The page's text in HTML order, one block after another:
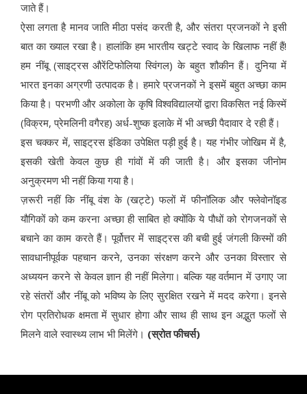
जाते हैं।
ऐसा लगता है मानव जाति मीठा पसंद करती है, और संतरा प्रजनकों ने इसी
बात का ख्याल रखा है। हालांकि हम भारतीय खट्टे स्वाद के खिलाफ नहीं हैं!
हम नींबू (साइट्रस औरेंटिफोलिया स्विंगल) के बहुत शौकीन हैं। दुनिया में
भारत इनका अग्रणी उत्पादक है। हमारे प्रजनकों ने इसमें बहुत अच्छा काम
किया है। परभणी और अकोला के कृषि विश्वविद्यालयों द्वारा विकसित नई किस्में
(विक्रम, प्रेमलिनी वगैरह) अर्ध-शुष्क इलाके में भी अच्छी पैदावार दे रही हैं।
इस चक्कर में, साइट्रस इंडिका उपेक्षित पड़ी हुई है। यह गंभीर जोखिम में है,
इसकी खेती केवल कुछ ही गांवों में की जाती है। और इसका जीनोम
अनुक्रमण भी नहीं किया गया है।
ज़रूरी नहीं कि नींबू वंश के (खट्टे) फलों में फीनॉलिक और फ्लेवोनॉइड
यौगिकों को कम करना अच्छा ही साबित हो क्योंकि ये पौधों को रोगजनकों से
बचाने का काम करते हैं। पूर्वोत्तर में साइट्रस की बची हुई जंगली किस्मों की
सावधानीपूर्वक पहचान करने, उनका संरक्षण करने और उनका विस्तार से
अध्ययन करने से केवल ज्ञान ही नहीं मिलेगा। बल्कि यह वर्तमान में उगाए जा
रहे संतरों और नींबू को भविष्य के लिए सुरक्षित रखने में मदद करेगा। इनसे
रोग प्रतिरोधक क्षमता में सुधार होगा और साथ ही साथ इन अद्भुत फलों से
मिलने वाले स्वास्थ्य लाभ भी मिलेंगे। (स्रोत फीचर्स)